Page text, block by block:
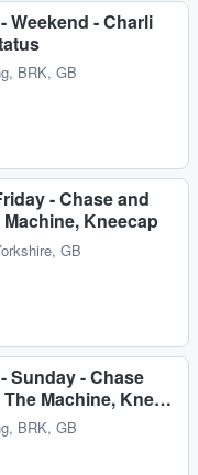
Weekend - Charli
BRK, GB
- Chase and
Kneecap
GB
Sunday - Chase
Machine, Kne…
BRK, GB